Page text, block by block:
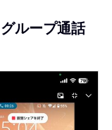
グループ通話